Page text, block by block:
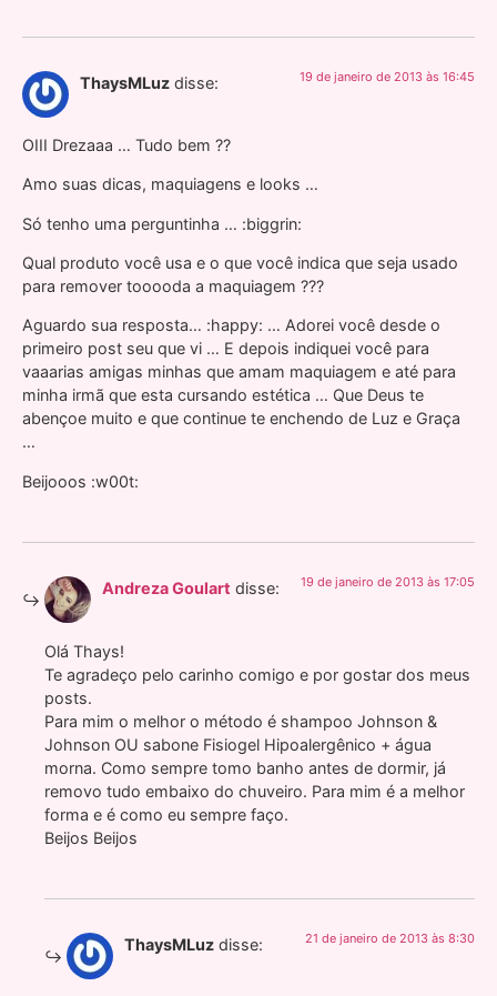
ThaysMLuz disse: 19 de janeiro de 2013 às 16:45
OIII Drezaaa … Tudo bem ??
Amo suas dicas, maquiagens e looks …
Só tenho uma perguntinha … :biggrin:
Qual produto você usa e o que você indica que seja usado
para remover tooooda a maquiagem ???
Aguardo sua resposta… :happy: … Adorei você desde o
primeiro post seu que vi … E depois indiquei você para
vaaarias amigas minhas que amam maquiagem e até para
minha irmã que esta cursando estética … Que Deus te
abençoe muito e que continue te enchendo de Luz e Graça
…
Beijooos :w00t:
Andreza Goulart disse: 19 de janeiro de 2013 às 17:05
Olá Thays!
Te agradeço pelo carinho comigo e por gostar dos meus
posts.
Para mim o melhor o método é shampoo Johnson &
Johnson OU sabone Fisiogel Hipoalergênico + água
morna. Como sempre tomo banho antes de dormir, já
removo tudo embaixo do chuveiro. Para mim é a melhor
forma e é como eu sempre faço.
Beijos Beijos
ThaysMLuz disse: 21 de janeiro de 2013 às 8:30